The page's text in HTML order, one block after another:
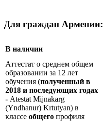
Для граждан Армении:
В наличии
Аттестат о среднем общем
образовании за 12 лет
обучения (полученный в
2018 и последующих годах
- Atestat Mijnakarg
(Yndhanur) Krtutyan) в
классе общего профиля